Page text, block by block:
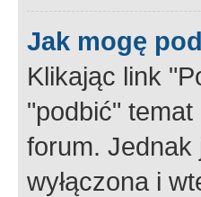
Jak mogę
Klikając link
"podbić"
forum. Jednak
wyłączona i